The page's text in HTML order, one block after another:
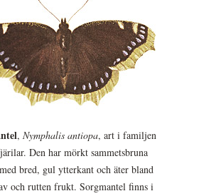
, Nymphalis antiopa, art i familjen
Den har mörkt sammetsbruna
bred, gul ytterkant och äter bland
och rutten frukt. Sorgmantel finns i